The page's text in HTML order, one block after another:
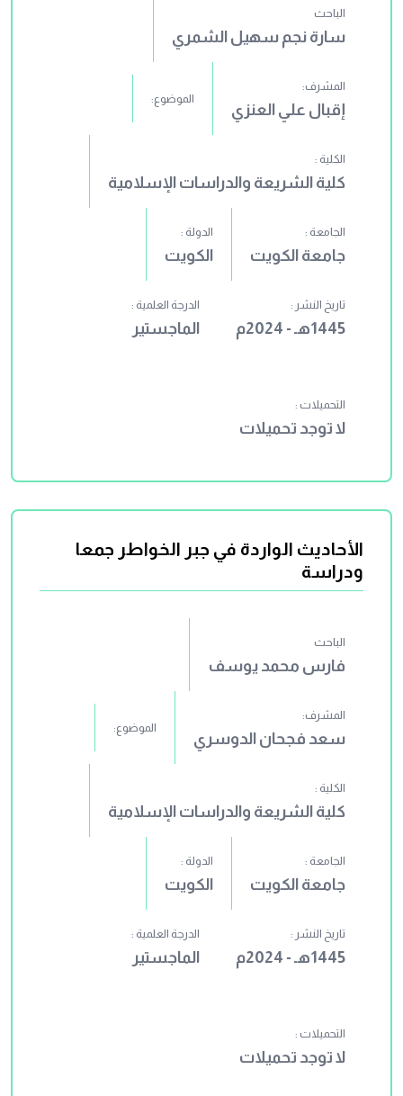
الباحث
سارة نجم سهيل الشمري
المشرف:
إقبال علي العنزي
الموضوع:
الكلية :
كلية الشريعة والدراسات الإسلامية
الجامعة :
جامعة الكويت
الدولة :
الكويت
تاريخ النشر :
1445هـ - 2024م
الدرجة العلمية :
الماجستير
التحميلات :
لا توجد تحميلات
الأحاديث الواردة في جبر الخواطر جمعا
ودراسة
الباحث
فارس محمد يوسف
المشرف:
سعد فجحان الدوسري
الموضوع:
الكلية :
كلية الشريعة والدراسات الإسلامية
الجامعة :
جامعة الكويت
الدولة :
الكويت
تاريخ النشر :
1445هـ - 2024م
الدرجة العلمية :
الماجستير
التحميلات :
لا توجد تحميلات